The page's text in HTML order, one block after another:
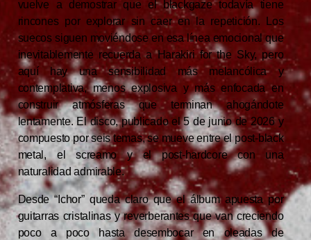
vuelve a demostrar que el blackgaze todavía tiene
rincones por explorar sin caer en la repetición. Los
suecos siguen moviéndose en esa línea emocional que
inevitablemente recuerda aHarakiri for the Sky, pero
aquí hay una sensibilidad más melancólica y
contemplativa, menos explosiva y más enfocada en
construir atmósferas que terminan ahogándote
lentamente. El disco, publicado el 5 de junio de 2026 y
compuesto por seis temas, se mueve entre el post-black
metal, el screamo y el post-hardcore con una
naturalidad admirable.
Desde “Ichor” queda claro que el álbum apuesta por
guitarras cristalinas y reverberantes que van creciendo
poco a poco hasta desembocar en oleadas de